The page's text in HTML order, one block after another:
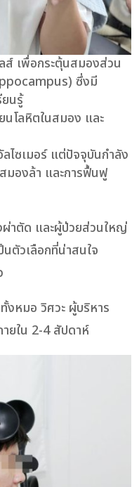
ส์ เพื่อกระตุ้นสมองส่วน
ซึ่งมี
นรู้
นโลหิตในสมอง และ
ไซเมอร์ แต่ปัจจุบันกำลัง
มองล้า และการฟื้นฟู
ผ่าตัด และผู้ป่วยส่วนใหญ่
นตัวเลือกที่น่าสนใจ
งหมอ วิศวะ ผู้บริหาร
ยใน 2-4 สัปดาห์